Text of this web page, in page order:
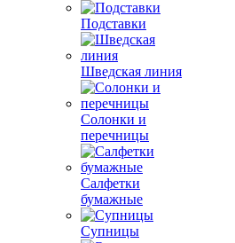
Подставки
Шведская линия
Солонки и
перечницы
Салфетки
бумажные
Супницы